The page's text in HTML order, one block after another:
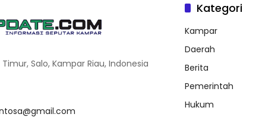
Salo, Kampar Riau, Indonesia
Kategori
Kampar
Daerah
Berita
Pemerintah
Hukum